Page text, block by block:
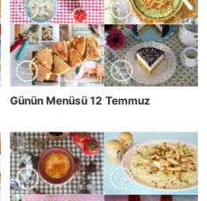
Günün Menüsü 12 Temmuz